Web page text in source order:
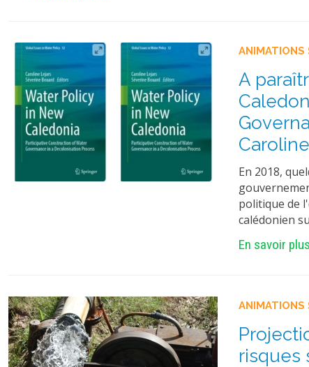
ANIMATIONS
A
En 2018,
politique de
calédonien
En savoir
ANIMATIONS
risques